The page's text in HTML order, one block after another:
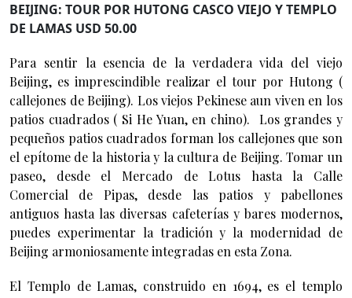
BEIJING: TOUR POR HUTONG CASCO VIEJO Y TEMPLO
DE LAMAS USD 50.00
Para sentir la esencia de la verdadera vida del viejo
Beijing, es imprescindible realizar el tour por Hutong (
callejones de Beijing). Los viejos Pekinese aun viven en los
patios cuadrados ( Si He Yuan, en chino). Los grandes y
pequeños patios cuadrados forman los callejones que son
el epítome de la historia y la cultura de Beijing. Tomar un
paseo, desde el Mercado de Lotus hasta la Calle
Comercial de Pipas, desde las patios y pabellones
antiguos hasta las diversas cafeterías y bares modernos,
puedes experimentar la tradición y la modernidad de
Beijing armoniosamente integradas en esta Zona.
El Templo de Lamas, construido en 1694, es el templo